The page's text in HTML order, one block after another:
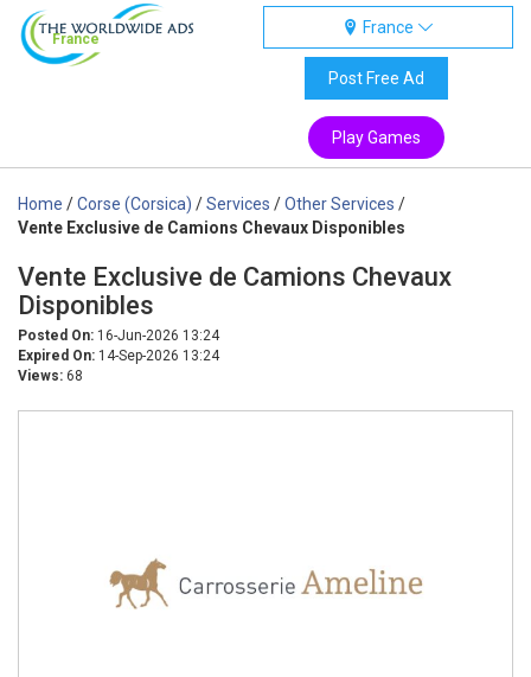
France
France
Post Free Ad
Play Games
Home /Corse (Corsica) /Services /Other Services /
Vente Exclusive de Camions Chevaux Disponibles
Vente Exclusive de Camions Chevaux
Disponibles
Posted On: 16-Jun-2026 13:24
Expired On: 14-Sep-2026 13:24
Views: 68